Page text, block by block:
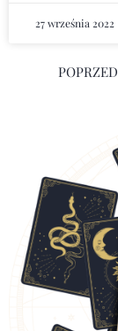
27 września 2022